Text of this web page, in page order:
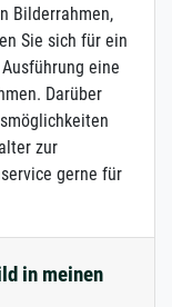
Bilderrahmen,
Sie sich für ein
eine
Darüber
zur
gerne für
in meinen